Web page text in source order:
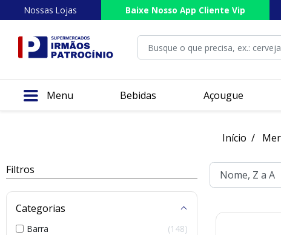
Nossas Lojas Baixe Nosso App Cliente Vip
Menu Bebidas Açougue
Início
Filtros
Categorias
Barra
148